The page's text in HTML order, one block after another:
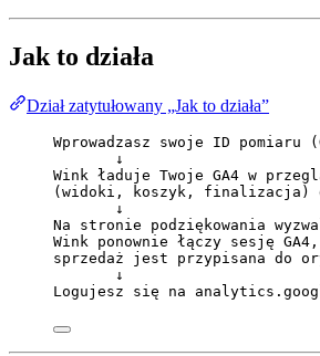
Jak to działa
Dział zatytułowany „Jak to działa”
Wprowadzasz swoje ID pomiaru
↓
Wink ładuje Twoje GA4 w
(widoki, koszyk, finalizacja)
↓
Na stronie podziękowania
Wink ponownie łączy sesję
sprzedaż jest przypisana do
↓
Logujesz się na